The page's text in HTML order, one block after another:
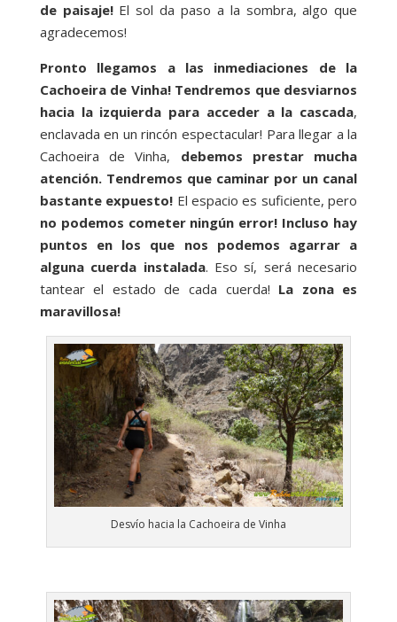
de paisaje!El sol da paso a la sombra, algo que
agradecemos!
Pronto llegamos a las inmediaciones de la
Cachoeira de Vinha! Tendremos que desviarnos
hacia la izquierda para acceder a la cascada,
enclavada en un rincón espectacular! Para llegar a la
Cachoeira de Vinha, debemos prestar mucha
atención. Tendremos que caminar por un canal
bastante expuesto! El espacio es suficiente, pero
no podemos cometer ningún error! Incluso hay
puntos en los que nos podemos agarrar a
alguna cuerda instalada. Eso sí, será necesario
tantear el estado de cada cuerda! La zona es
maravillosa!
Desvío hacia la Cachoeira de Vinha